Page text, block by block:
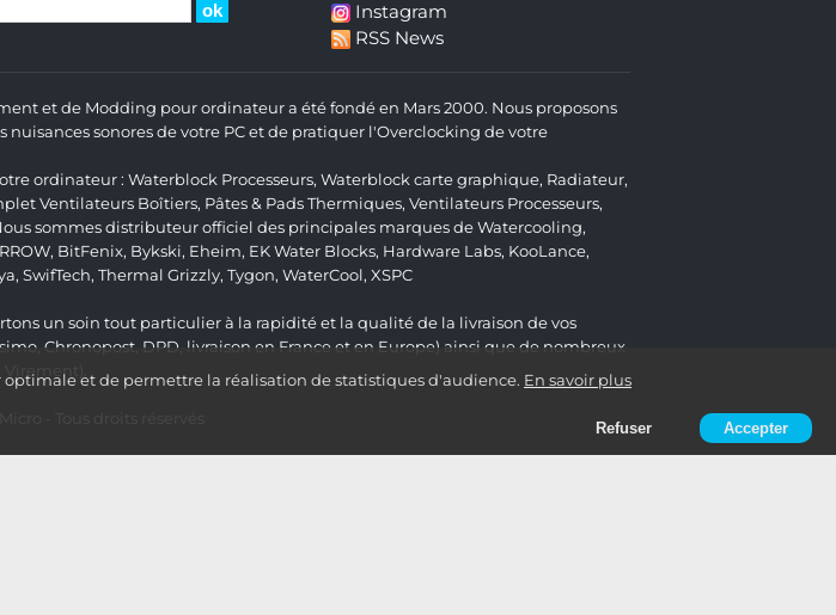
et de permettre la réalisation de statistiques d'audience. En savoir plus
Refuser Accepter
Instagram
RSS News
et de Modding pour ordinateur a été fondé en Mars 2000. Nous proposons
sonores de votre PC et de pratiquer l'Overclocking de votre
ordinateur : Waterblock Processeurs, Waterblock carte graphique, Radiateur,
Ventilateurs Boîtiers, Pâtes & Pads Thermiques, Ventilateurs Processeurs,
sommes distributeur officiel des principales marques de Watercooling,
, BitFenix, Bykski, Eheim, EK Water Blocks, Hardware Labs, KooLance,
, SwifTech, Thermal Grizzly, Tygon, WaterCool, XSPC
un soin tout particulier à la rapidité et la qualité de la livraison de vos
Chronopost, DPD, livraison en France et en Europe) ainsi que de nombreux